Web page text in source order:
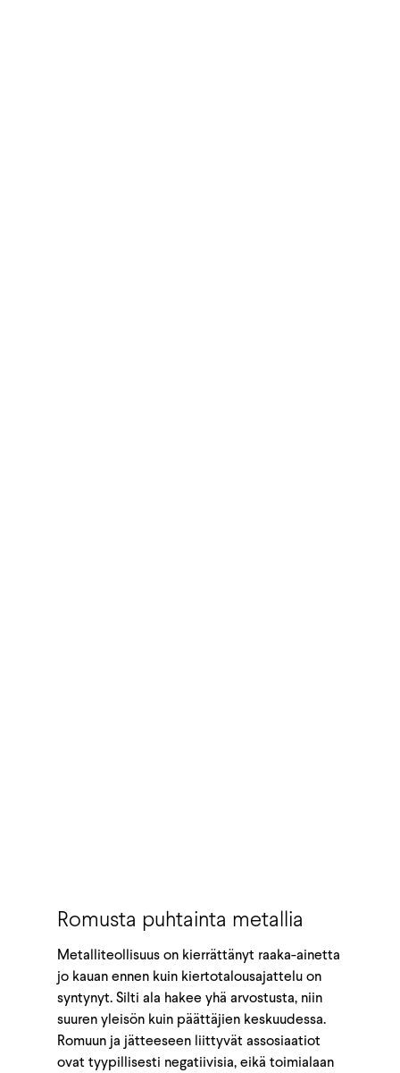
Romusta puhtainta metallia
Metalliteollisuus on kierrättänyt raaka-ainetta
jo kauan ennen kuin kiertotalousajattelu on
syntynyt. Silti ala hakee yhä arvostusta, niin
suuren yleisön kuin päättäjien keskuudessa.
Romuun ja jätteeseen liittyvät assosiaatiot
ovat tyypillisesti negatiivisia, eikä toimialaan